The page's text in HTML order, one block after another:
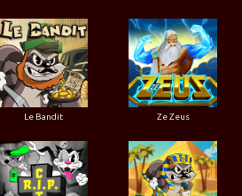
Le Bandit Ze Zeus